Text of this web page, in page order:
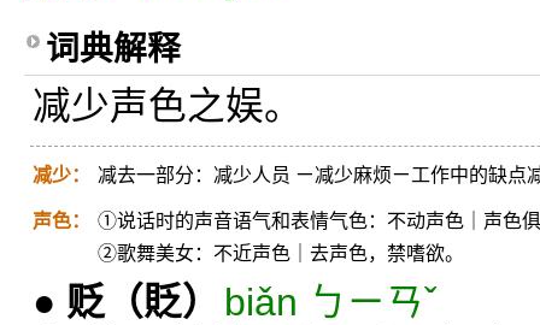
词典解释
减少声色之娱。
减少： 减去一部分：减少人员 ㄧ减少麻烦ㄧ工作中的缺点
声色：
①说话时的声音语气和表情气色：不动声色｜声色
②歌舞美女：不近声色｜去声色，禁嗜欲。
● 贬（貶）
biǎn ㄅㄧㄢˇ